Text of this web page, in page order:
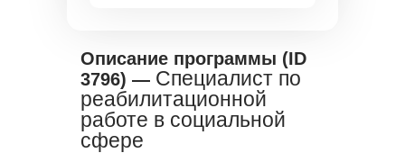
Описание программы (ID
3796) — Специалист по
реабилитационной
работе в социальной
сфере